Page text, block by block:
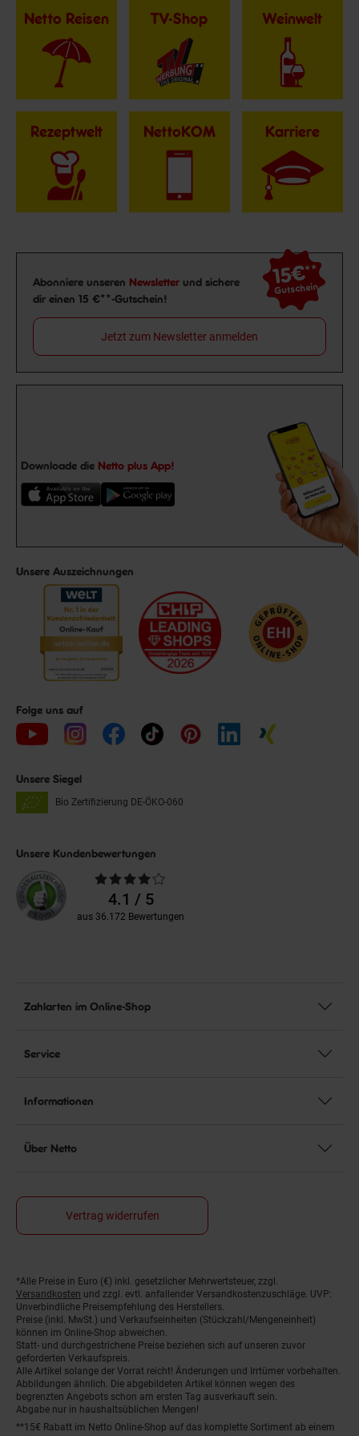
Netto Reisen TV-Shop Weinwelt
Rezeptwelt NettoKOM Karriere
Newsletter Anmeldung
Abonniere unseren Newsletter und sichere
dir einen 15 €**-Gutschein!
15€**
Gutschein
Jetzt zum Newsletter anmelden
Downloade die Netto plus App!
Unsere Auszeichnungen
Folge uns auf
Unsere Siegel
Bio Zertifizierung DE-ÖKO-060
Unsere Kundenbewertungen
Durchschnittliche
Bewertungen4.1 / 5
aus 36.172 Bewertungen
Zahlarten im Online-Shop
Service
Informationen
Über Netto
Vertrag widerrufen
Fußnoten
*Alle Preise in Euro (€) inkl. gesetzlicher Mehrwertsteuer, zzgl.
Versandkosten und zzgl. evtl. anfallender Versandkostenzuschläge. UVP:
Unverbindliche Preisempfehlung des Herstellers.
Preise (inkl. MwSt.) und Verkaufseinheiten (Stückzahl/Mengeneinheit)
können im Online-Shop abweichen.
Statt- und durchgestrichene Preise beziehen sich auf unseren zuvor
geforderten Verkaufspreis.
Alle Artikel solange der Vorrat reicht! Änderungen und Irrtümer vorbehalten.
Abbildungen ähnlich. Die abgebildeten Artikel können wegen des
begrenzten Angebots schon am ersten Tag ausverkauft sein.
Abgabe nur in haushaltsüblichen Mengen!
**15€ Rabatt im Netto Online-Shop auf das komplette Sortiment ab einem